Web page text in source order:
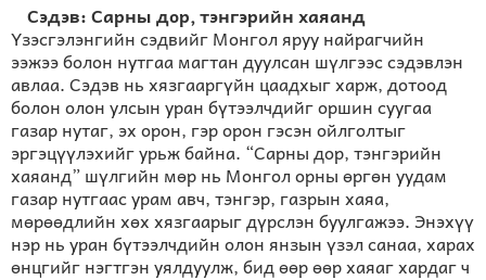
Сэдэв: Сарны дор, тэнгэрийн хаяанд
Үзэсгэлэнгийн сэдвийг Монгол яруу найрагчийн
ээжээ болон нутгаа магтан дуулсан шүлгээс сэдэвлэн
авлаа. Сэдэв нь хязгааргүйн цаадхыг харж, дотоод
болон олон улсын уран бүтээлчдийг оршин суугаа
газар нутаг, эх орон, гэр орон гэсэн ойлголтыг
эргэцүүлэхийг урьж байна. “Сарны дор, тэнгэрийн
хаяанд” шүлгийн мөр нь Монгол орны өргөн уудам
газар нутгаас урам авч, тэнгэр, газрын хаяа,
мөрөөдлийн хөх хязгаарыг дүрслэн буулгажээ. Энэхүү
нэр нь уран бүтээлчдийн олон янзын үзэл санаа, харах
өнцгийг нэгтгэн уялдуулж, бид өөр өөр хаяаг хардаг ч